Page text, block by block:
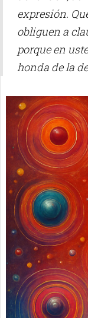
expresión.
obliguen a
porque en
honda de la